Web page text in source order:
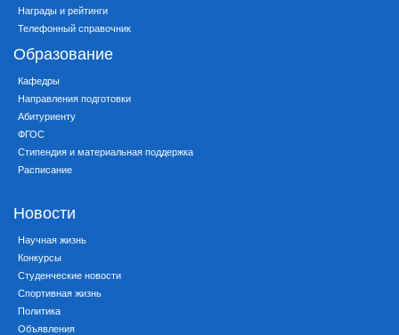
Награды и рейтинги
Телефонный справочник
Образование
Кафедры
Направления подготовки
Абитуриенту
ФГОС
Стипендия и материальная поддержка
Расписание
Новости
Научная жизнь
Конкурсы
Студенческие новости
Спортивная жизнь
Политика
Объявления